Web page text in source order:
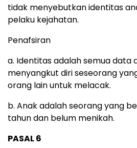
tidak menyebutkan identitas
pelaku kejahatan.
Penafsiran
a. Identitas adalah semua data
menyangkut diri seseorang
orang lain untuk melacak.
b. Anak adalah seorang yang
tahun dan belum menikah.
PASAL 6